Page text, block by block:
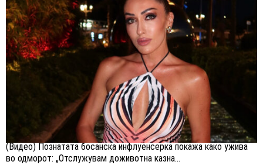
(Видео) Познатата босанска инфлуенсерка покажа како ужива
во одморот: „Отслужувам доживотна казна...